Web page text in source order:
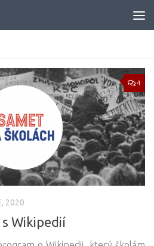
4
2020
Wikipedií